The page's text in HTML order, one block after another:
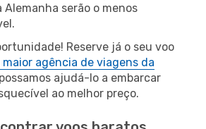
Alemanha serão o menos
Reserve já o seu voo
maior agência de viagens da
ajudá-lo a embarcar
ao melhor preço.